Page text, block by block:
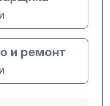
и ремонт